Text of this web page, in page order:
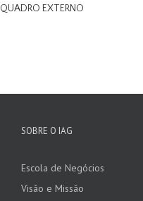
QUADRO EXTERNO
SOBRE O IAG
Escola de Negócios
Visão e Missão